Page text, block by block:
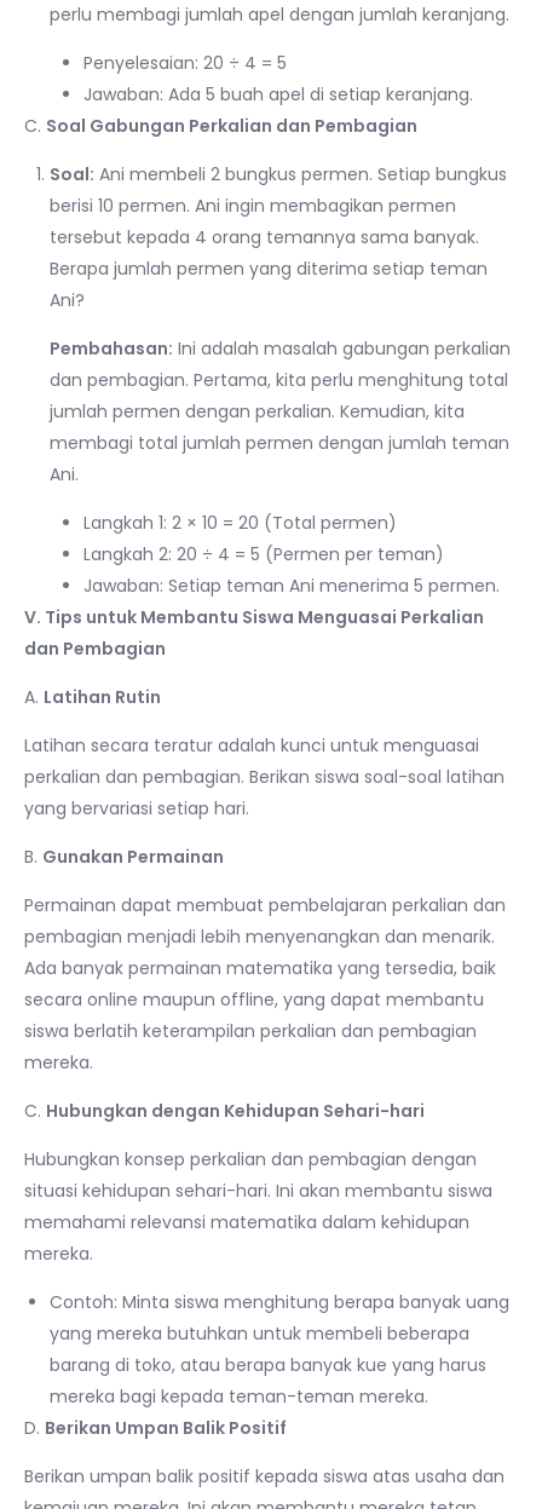
perlu membagi jumlah apel dengan jumlah keranjang.
Penyelesaian: 20 ÷ 4 = 5
Jawaban: Ada 5 buah apel di setiap keranjang.
C. Soal Gabungan Perkalian dan Pembagian
Soal: Ani membeli 2 bungkus permen. Setiap bungkus
berisi 10 permen. Ani ingin membagikan permen
tersebut kepada 4 orang temannya sama banyak.
Berapa jumlah permen yang diterima setiap teman
Ani?
Pembahasan: Ini adalah masalah gabungan perkalian
dan pembagian. Pertama, kita perlu menghitung total
jumlah permen dengan perkalian. Kemudian, kita
membagi total jumlah permen dengan jumlah teman
Ani.
Langkah 1: 2 × 10 = 20 (Total permen)
Langkah 2: 20 ÷ 4 = 5 (Permen per teman)
Jawaban: Setiap teman Ani menerima 5 permen.
V. Tips untuk Membantu Siswa Menguasai Perkalian
dan Pembagian
A. Latihan Rutin
Latihan secara teratur adalah kunci untuk menguasai
perkalian dan pembagian. Berikan siswa soal-soal latihan
yang bervariasi setiap hari.
B. Gunakan Permainan
Permainan dapat membuat pembelajaran perkalian dan
pembagian menjadi lebih menyenangkan dan menarik.
Ada banyak permainan matematika yang tersedia, baik
secara online maupun offline, yang dapat membantu
siswa berlatih keterampilan perkalian dan pembagian
mereka.
C. Hubungkan dengan Kehidupan Sehari-hari
Hubungkan konsep perkalian dan pembagian dengan
situasi kehidupan sehari-hari. Ini akan membantu siswa
memahami relevansi matematika dalam kehidupan
mereka.
Contoh: Minta siswa menghitung berapa banyak uang
yang mereka butuhkan untuk membeli beberapa
barang di toko, atau berapa banyak kue yang harus
mereka bagi kepada teman-teman mereka.
D. Berikan Umpan Balik Positif
Berikan umpan balik positif kepada siswa atas usaha dan